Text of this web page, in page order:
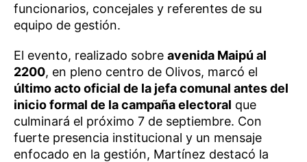
funcionarios, concejales y referentes de su
equipo de gestión.
El evento, realizado sobre avenida Maipú al
2200, en pleno centro de Olivos, marcó el
último acto oficial de la jefa comunal antes del
inicio formal de la campaña electoral que
culminará el próximo 7 de septiembre. Con
fuerte presencia institucional y un mensaje
enfocado en la gestión, Martínez destacó la